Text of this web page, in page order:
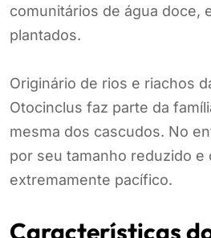
comunitários de água doce,
plantados.
Originário de rios e riachos
Otocinclus faz parte da
mesma dos cascudos. No
por seu tamanho reduzido e
extremamente pacífico.